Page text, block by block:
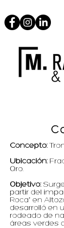
Concepto:
Ubicación:
Qro.
Objetivo:
partir del
Roca" en
desarrolló en
rodeado de
áreas verdes